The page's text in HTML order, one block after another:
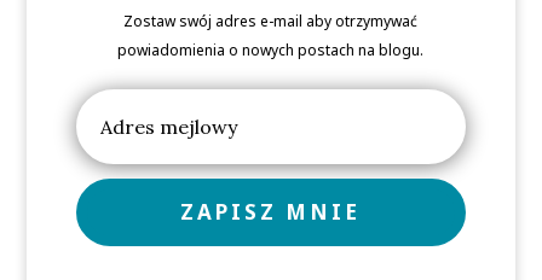
Zostaw swój adres e-mail aby otrzymywać
powiadomienia o nowych postach na blogu.
ZAPISZ MNIE